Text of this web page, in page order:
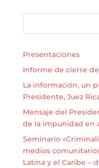
Presentaciones
Informe de cierre
La información, un
Presidente, Juez
Mensaje del
de la impunidad en
Seminario
medios
Latina y el Caribe –